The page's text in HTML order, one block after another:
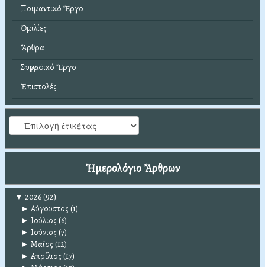
Ποιμαντικό Ἔργο
Ὁμιλίες
Ἄρθρα
Συγγραφικό Ἔργο
Ἐπιστολές
Ἡμερολόγιο Ἄρθρων
▼ 2026(92)
► Αύγουστος (1)
► Ιούλιος (6)
► Ιούνιος (7)
► Μαϊος (12)
► Απρίλιος (17)